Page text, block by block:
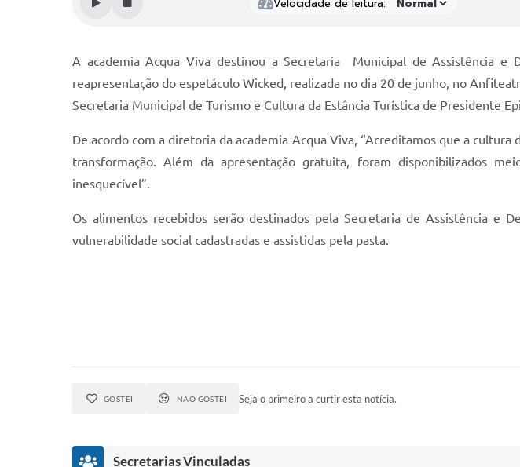
Velocidade de leitura:
A academia Acqua Viva destinou a Secretaria Municipal de Assistência e
reapresentação do espetáculo Wicked, realizada no dia 20 de junho, no
Secretaria Municipal de Turismo e Cultura da Estância Turística de Presidente
De acordo com a diretoria da academia Acqua Viva, “Acreditamos que a
transformação. Além da apresentação gratuita, foram disponibilizados
inesquecível”.
Os alimentos recebidos serão destinados pela Secretaria de Assistência e
vulnerabilidade social cadastradas e assistidas pela pasta.
GOSTEI NÃO GOSTEI Seja o primeiro a curtir esta notícia.
Secretarias Vinculadas